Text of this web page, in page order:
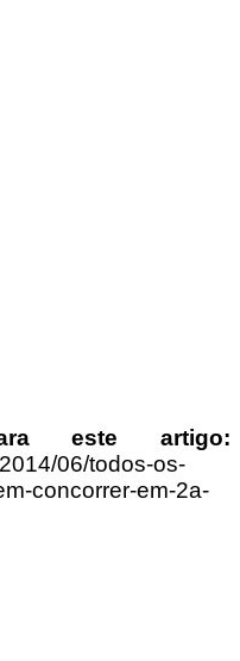
este artigo:
06/todos-os-
concorrer-em-2a-